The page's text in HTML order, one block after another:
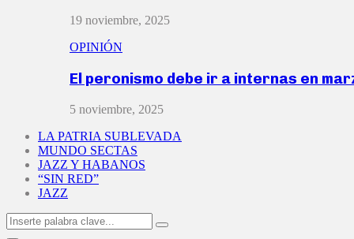
19 noviembre, 2025
OPINIÓN
El peronismo debe ir a internas en
5 noviembre, 2025
LA PATRIA SUBLEVADA
MUNDO SECTAS
JAZZ Y HABANOS
“SIN RED”
JAZZ
Search
for:
Search